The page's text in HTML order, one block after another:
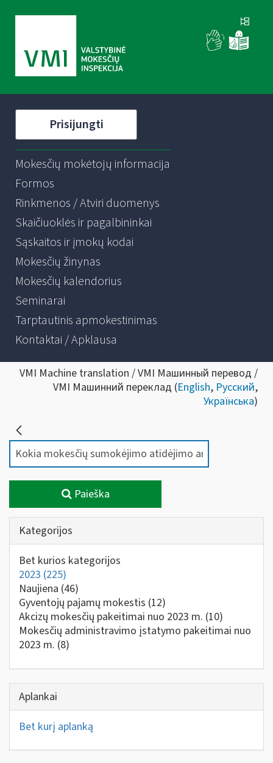
Prisijungti
Mokesčių mokėtojų informacija
Formos
Rinkmenos / Atviri duomenys
Skaičiuoklės ir pagalbininkai
Sąskaitos ir įmokų kodai
Mokesčių žinynas
Mokesčių kalendorius
Seminarai
Tarptautinis apmokestinimas
Kontaktai / Apklausa
VMI Machine translation / VMI Машинный перевод /
VMI Машинний переклад (English, Русский,
Українська)
Paieška
Kategorijos
Bet kurios kategorijos
2023 (225)
Naujiena (46)
Gyventojų pajamų mokestis (12)
Akcizų mokesčių pakeitimai nuo 2023 m. (10)
Mokesčių administravimo įstatymo pakeitimai nuo
2023 m. (8)
Aplankai
Bet kurį aplanką